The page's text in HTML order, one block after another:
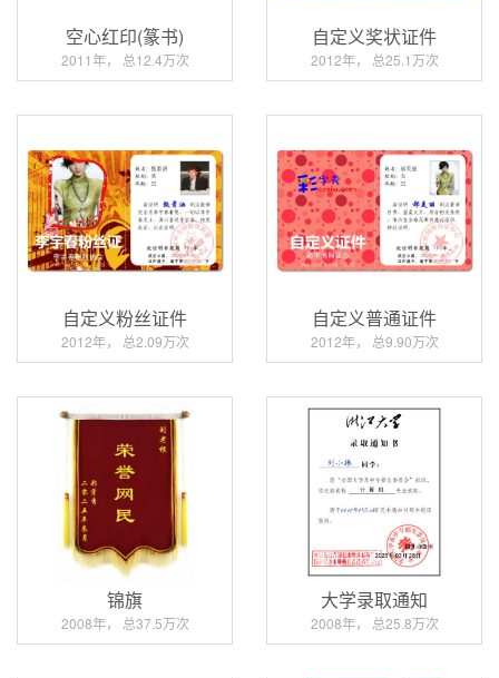
空心红印(篆书)
2011年， 总12.4万次
自定义奖状证件
2012年， 总25.1万次
自定义粉丝证件
2012年， 总2.09万次
自定义普通证件
2012年， 总9.90万次
锦旗
2008年， 总37.5万次
大学录取通知
2008年， 总25.8万次